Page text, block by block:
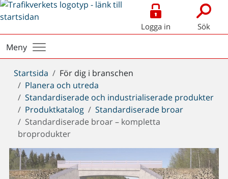
Logga in Sök
Meny
Du
är
här:
Startsida
För dig i branschen
Planera och utreda
Standardiserade och industrialiserade produkter
Produktkatalog
Standardiserade broar
Standardiserade broar – kompletta
broprodukter